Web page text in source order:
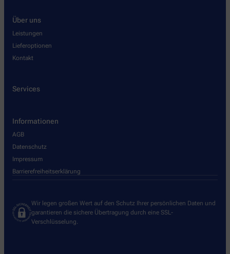
Über uns
Leistungen
Lieferoptionen
Kontakt
Services
Informationen
AGB
Datenschutz
Impressum
Barrierefreiheitserklärung
Wir legen großen Wert auf den Schutz Ihrer persönlichen Daten und
garantieren die sichere Übertragung durch eine SSL-
Verschlüsselung.